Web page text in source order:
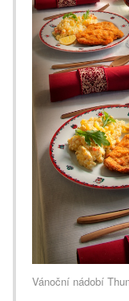
Vánoční nádobí